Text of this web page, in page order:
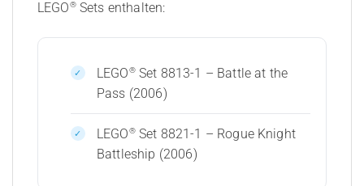
LEGO®Sets enthalten:
LEGO®Set 8813-1 – Battle at the
Pass (2006)
LEGO®Set 8821-1 – Rogue Knight
Battleship (2006)